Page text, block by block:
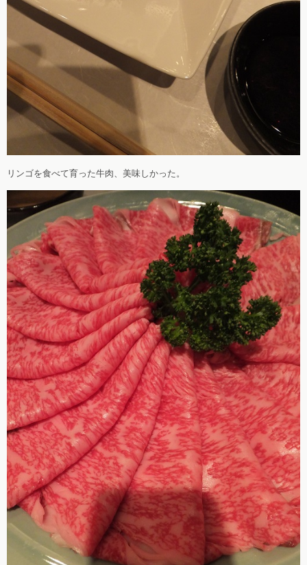
リンゴを食べて育った牛肉、美味しかった。